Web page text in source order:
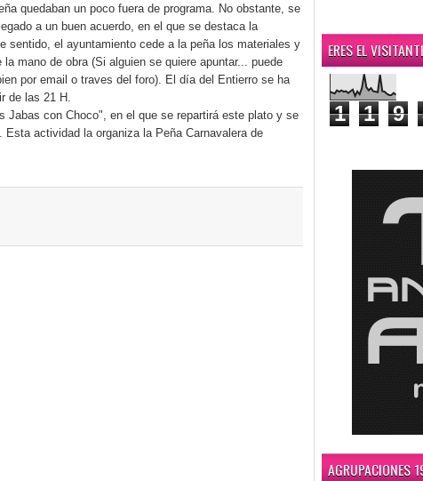
quedaban un poco fuera de programa. No obstante, se
a un buen acuerdo, en el que se destaca la
sentido, el ayuntamiento cede a la peña los materiales y
mano de obra (Si alguien se quiere apuntar... puede
por email o traves del foro). El día del Entierro se ha
de las 21 H.
Jabas con Choco", en el que se repartirá este plato y se
actividad la organiza la Peña Carnavalera de
ERES EL
1 1 9
AGRUPACIONES